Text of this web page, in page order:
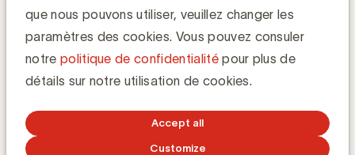
que nous pouvons utiliser, veuillez changer les
paramètres des cookies. Vous pouvez consuler
notre politique de confidentialitépour plus de
détails sur notre utilisation de cookies.
Accept all
Customize
Simone Ruseler, Knowledge Manager
6 AVRIL 2017